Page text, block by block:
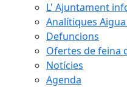
L' Ajuntament
Analítiques
Defuncions
Ofertes de feina
Notícies
Agenda